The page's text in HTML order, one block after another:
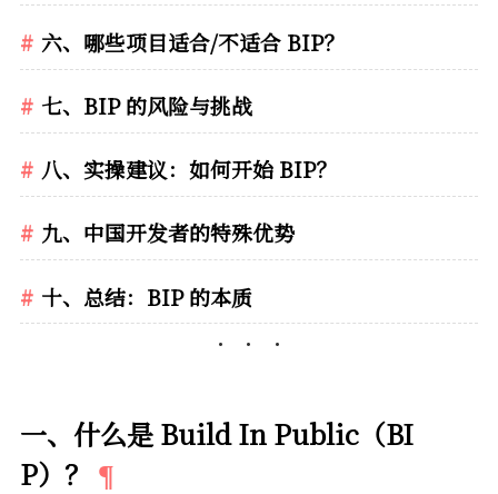
六、哪些项目适合/不适合 BIP？
七、BIP 的风险与挑战
八、实操建议：如何开始 BIP？
九、中国开发者的特殊优势
十、总结：BIP 的本质
一、什么是 Build In Public（BI
P）？